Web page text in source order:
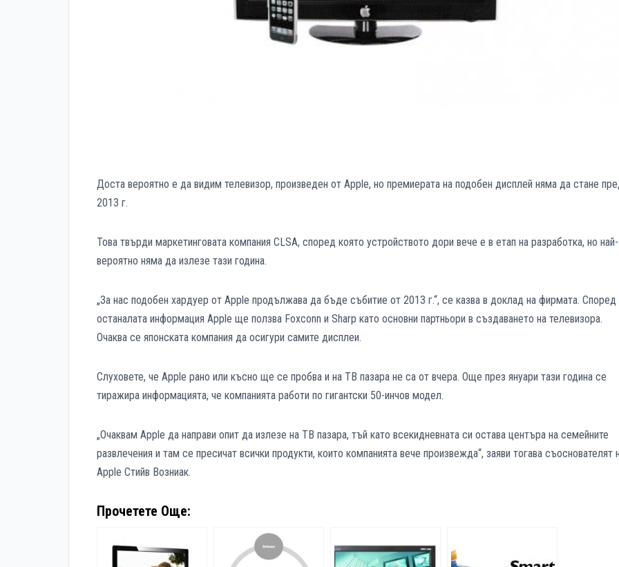
Доста вероятно е да видим телевизор, произведен от Apple, но премиерата на подобен дисплей няма да стане
2013 г.
Това твърди маркетинговата компания CLSA, според която устройството дори вече е в етап на разработка, но най-
вероятно няма да излезе тази година.
„За нас подобен хардуер от Apple продължава да бъде събитие от 2013 г.“, се казва в доклад на фирмата. Според
останалата информация Apple ще ползва Foхconn и Sharp като основни партньори в създаването на телевизора.
Очаква се японската компания да осигури самите дисплеи.
Слуховете, че Apple рано или късно ще се пробва и на ТВ пазара не са от вчера. Още през януари тази година се
тиражира информацията, че компанията работи по гигантски 50-инчов модел.
„Очаквам Apple да направи опит да излезе на ТВ пазара, тъй като всекидневната си остава центъра на семейните
развлечения и там се пресичат всички продукти, които компанията вече произвежда“, заяви тогава съоснователят
Apple Стийв Возниак.
Прочетете Още: